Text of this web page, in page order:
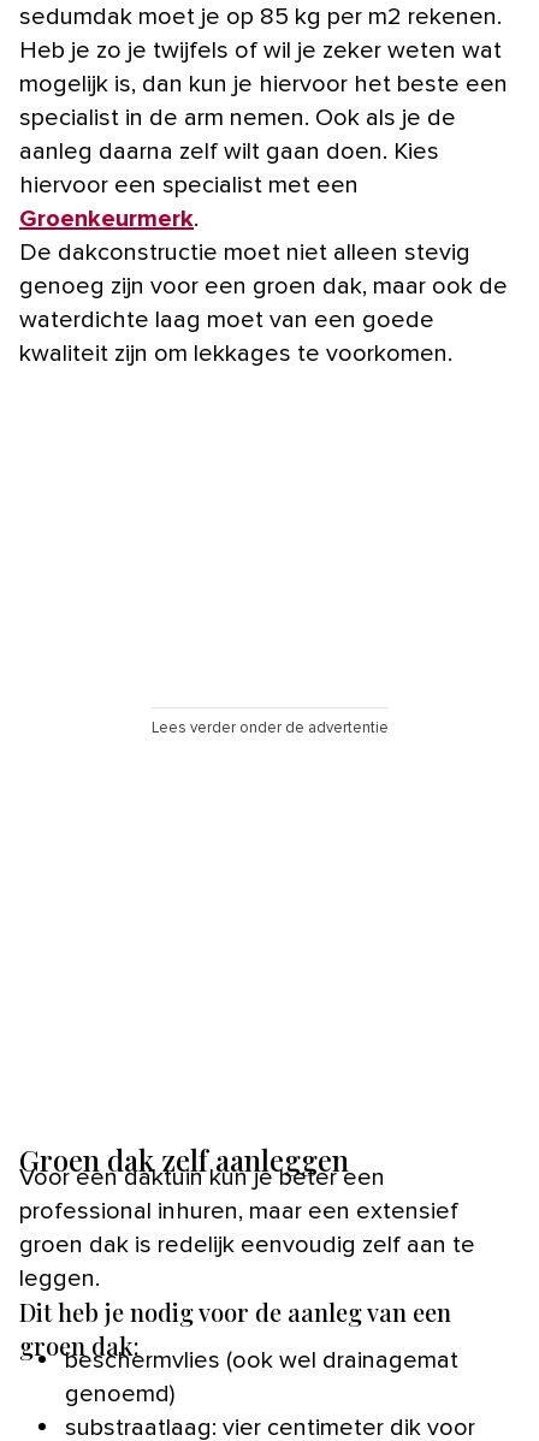
sedumdak moet je op 85 kg per m2 rekenen.
Heb je zo je twijfels of wil je zeker weten wat
mogelijk is, dan kun je hiervoor het beste een
specialist in de arm nemen. Ook als je de
aanleg daarna zelf wilt gaan doen. Kies
hiervoor een specialist met een
Groenkeurmerk.
De dakconstructie moet niet alleen stevig
genoeg zijn voor een groen dak, maar ook de
waterdichte laag moet van een goede
kwaliteit zijn om lekkages te voorkomen.
Lees verder onder de advertentie
Groen dak zelf aanleggen
Voor een daktuin kun je beter een
professional inhuren, maar een extensief
groen dak is redelijk eenvoudig zelf aan te
leggen.
Dit heb je nodig voor de aanleg van een
groen dak:
beschermvlies (ook wel drainagemat
genoemd)
substraatlaag: vier centimeter dik voor